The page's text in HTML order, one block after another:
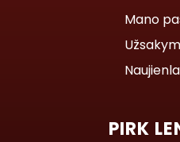
Mano
PIRK